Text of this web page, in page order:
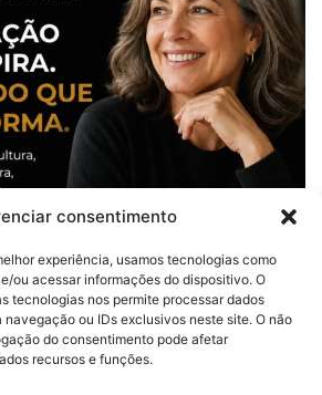
consentimento
experiência, usamos tecnologias como
ou acessar informações do dispositivo. O
tecnologias nos permite processar dados
ou IDs exclusivos neste site. O não
do consentimento pode afetar
recursos e funções.